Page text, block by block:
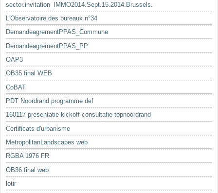
sector.invitation_IMMO2014.Sept.15.2014.Brussels.
L'Observatoire des bureaux n°34
DemandeagrementPPAS_Commune
DemandeagrementPPAS_PP
OAP3
OB35 final WEB
CoBAT
PDT Noordrand programme def
160117 presentatie kickoff consultatie topnoordrand
Certificats d'urbanisme
MetropolitanLandscapes web
RGBA 1976 FR
OB36 final web
lotir